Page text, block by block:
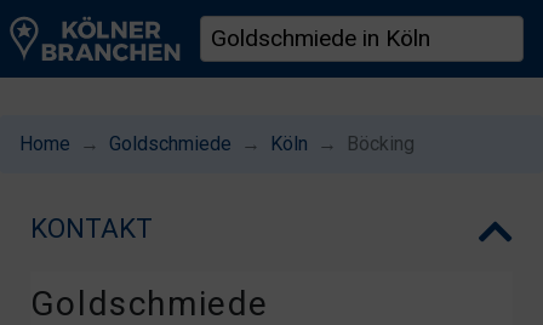
Home Goldschmiede Köln Böcking
KONTAKT
Goldschmiede